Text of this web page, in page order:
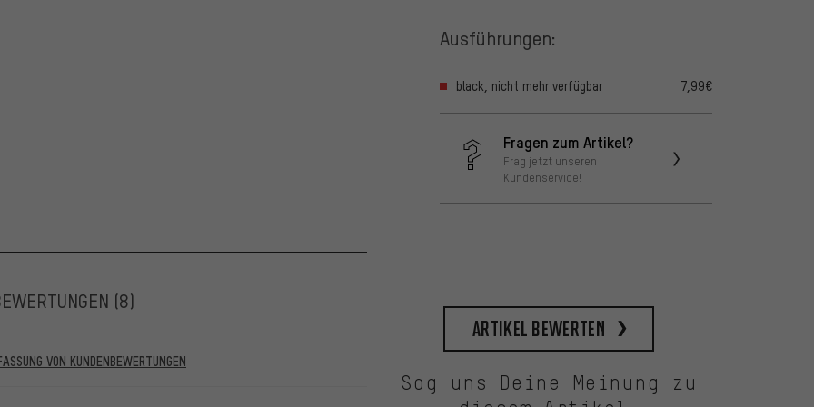
Ausführungen:
black, nicht mehr verfügbar 7,99€
Fragen zum Artikel?
Frag jetzt unseren
Kundenservice!
(8)
VON KUNDENBEWERTUNGEN
Artikel bewerten
Sag uns Deine Meinung zu